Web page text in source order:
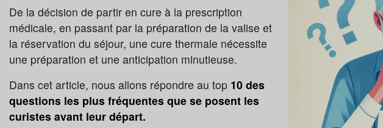
De la décision de partir en cure à la prescription
médicale, en passant par la préparation de la valise et
la réservation du séjour, une cure thermale nécessite
une préparation et une anticipation minutieuse.
Dans cet article, nous allons répondre au top 10 des
questions les plus fréquentes que se posent les
curistes avant leur départ.